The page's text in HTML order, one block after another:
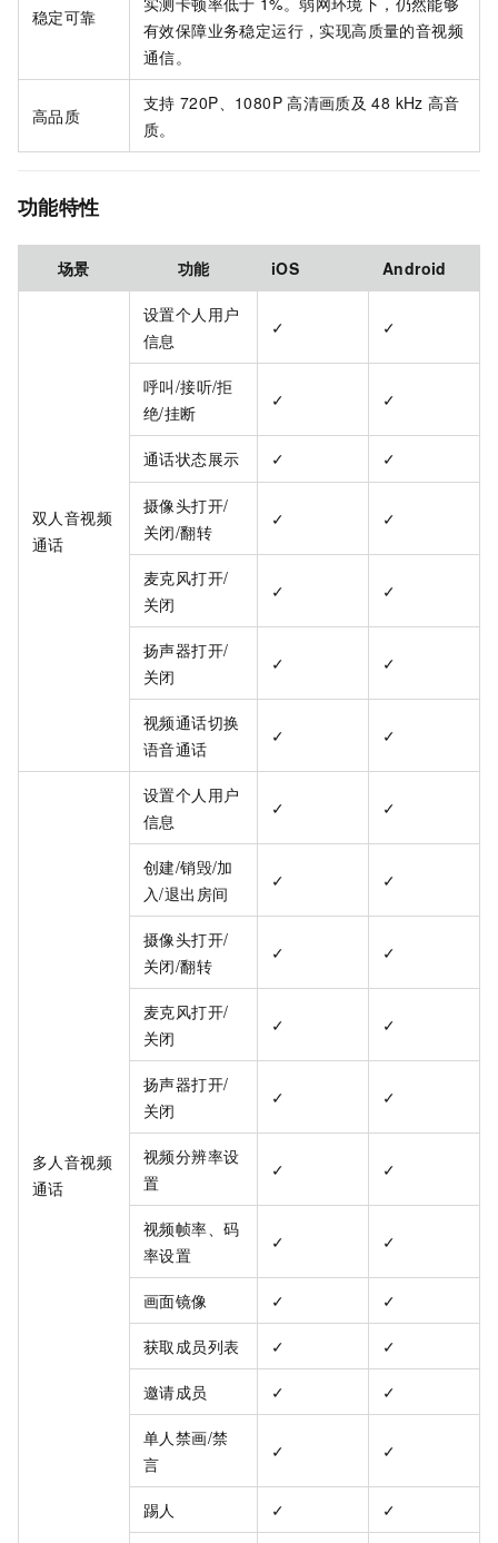
稳定可靠
有效保障业务稳定运行，实现高质量的音视频
通信。
高品质
支持 720P、1080P 高清画质及 48 kHz 高音
质。
功能特性
场景 功能 iOS Android
双人音视频
通话
设置个人用户
信息
✓ ✓
呼叫/接听/拒
绝/挂断
✓ ✓
通话状态展示 ✓ ✓
摄像头打开/
关闭/翻转
✓ ✓
麦克风打开/
关闭
✓ ✓
扬声器打开/
关闭
✓ ✓
视频通话切换
语音通话
✓ ✓
多人音视频
通话
设置个人用户
信息
✓ ✓
创建/销毁/加
入/退出房间
✓ ✓
摄像头打开/
关闭/翻转
✓ ✓
麦克风打开/
关闭
✓ ✓
扬声器打开/
关闭
✓ ✓
视频分辨率设
置
✓ ✓
视频帧率、码
率设置
✓ ✓
画面镜像 ✓ ✓
获取成员列表 ✓ ✓
邀请成员 ✓ ✓
单人禁画/禁
言
✓ ✓
踢人 ✓ ✓